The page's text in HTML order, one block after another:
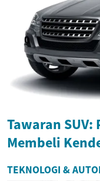
Tawaran
Membeli
TEKNOLOGI &